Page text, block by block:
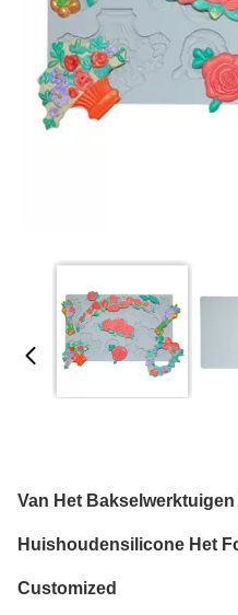
Van Het Bakselwerktuigen
Huishoudensilicone Het
Customized